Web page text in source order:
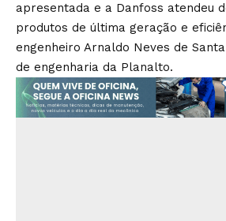
apresentada e a Danfoss atendeu
produtos de última geração e
engenheiro Arnaldo Neves de
de engenharia da Planalto.